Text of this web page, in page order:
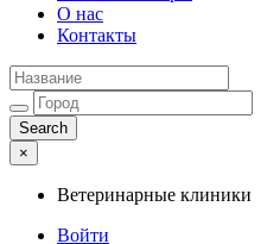
О нас
Контакты
×
Ветеринарные клиники
Войти